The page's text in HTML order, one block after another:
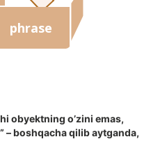
obyektning o’zini emas,
– boshqacha qilib aytganda,